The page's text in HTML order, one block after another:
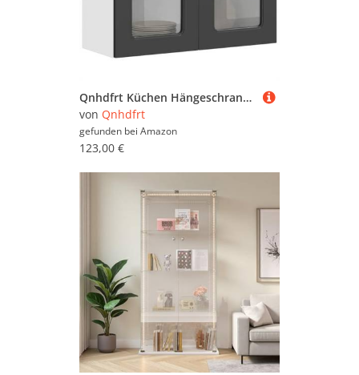
Qnhdfrt Küchen Hängeschrank mit Glastür Schwarz Holzwerkstoff Glas 80x31x60cm Modern Robust Langlebig Stauraum Optimiert für Küche Wohnzimmer Flur
von Qnhdfrt
gefunden bei Amazon
123,00 €